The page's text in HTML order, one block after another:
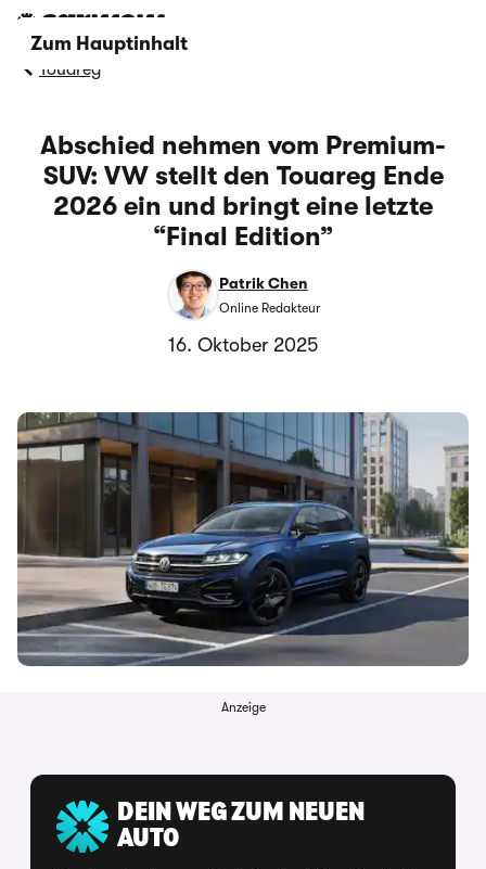
Zum Hauptinhalt
Touareg
Abschied nehmen vom Premium-
SUV: VW stellt den Touareg Ende
2026 ein und bringt eine letzte
“Final Edition”
Patrik Chen
Online Redakteur
16. Oktober 2025
Anzeige
DEIN WEG ZUM NEUEN
AUTO